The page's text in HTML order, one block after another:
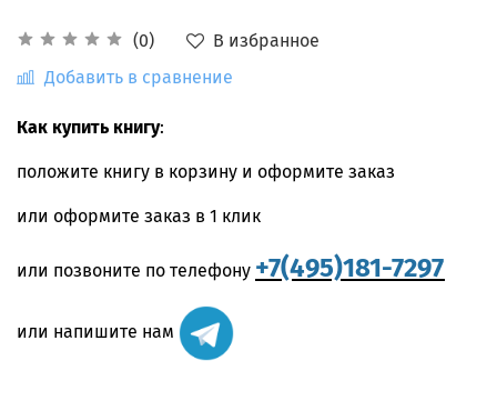
(0)
В избранное
Добавить в сравнение
Как купить книгу:
положите книгу в корзину и оформите заказ
или оформите заказ в 1 клик
или позвоните по телефону +7(495)181-7297
или напишите нам